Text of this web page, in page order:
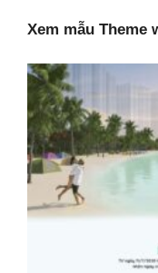
Xem mẫu Theme